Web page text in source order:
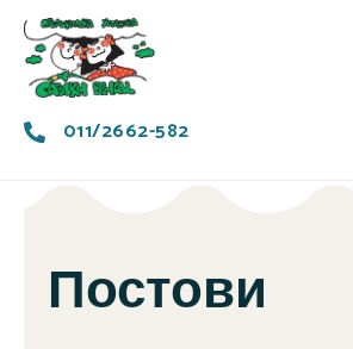
011/2662-582
Постови